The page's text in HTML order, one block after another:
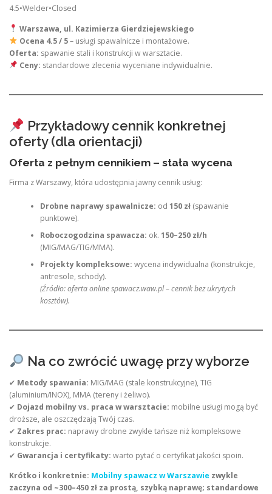
4.5•Welder•Closed
Warszawa, ul. Kazimierza Gierdziejewskiego
Ocena 4.5 / 5– usługi spawalnicze i montażowe.
Oferta: spawanie stali i konstrukcji w warsztacie.
Ceny: standardowe zlecenia wyceniane indywidualnie.
Przykładowy cennik konkretnej
oferty (dla orientacji)
Oferta z pełnym cennikiem – stała wycena
Firma z Warszawy, która udostępnia jawny cennik usług:
Drobne naprawy spawalnicze: od 150 zł(spawanie
punktowe).
Roboczogodzina spawacza: ok. 150–250 zł/h
(MIG/MAG/TIG/MMA).
Projekty kompleksowe: wycena indywidualna (konstrukcje,
antresole, schody).
(Źródło: oferta online spawacz.waw.pl – cennik bez ukrytych
kosztów).
Na co zwrócić uwagę przy wyborze
✔ Metody spawania: MIG/MAG (stale konstrukcyjne), TIG
(aluminium/INOX), MMA (tereny i żeliwo).
✔ Dojazd mobilny vs. praca w warsztacie: mobilne usługi mogą być
droższe, ale oszczędzają Twój czas.
✔ Zakres prac: naprawy drobne zwykle tańsze niż kompleksowe
konstrukcje.
✔ Gwarancja i certyfikaty: warto pytać o certyfikat jakości spoin.
Krótko i konkretnie: Mobilny spawacz w Warszawie zwykle
zaczyna od ~300–450 zł za prostą, szybką naprawę; standardowe